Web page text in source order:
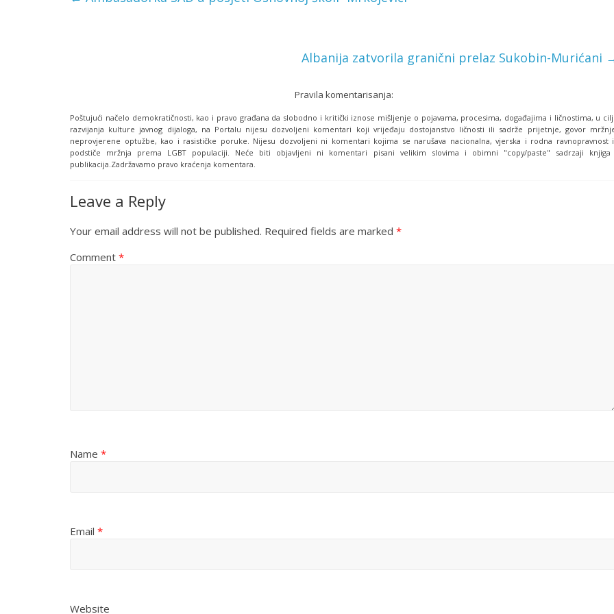
Albanija zatvorila granični prelaz Sukobin-Murićani
Pravila komentarisanja:
Poštujući načelo demokratičnosti, kao i pravo građana da slobodno i kritički iznose mišljenje o pojavama, procesima, događajima i ličnostima, u
razvijanja kulture javnog dijaloga, na Portalu nijesu dozvoljeni komentari koji vrijeđaju dostojanstvo ličnosti ili sadrže prijetnje, govor
neprovjerene optužbe, kao i rasističke poruke. Nijesu dozvoljeni ni komentari kojima se narušava nacionalna, vjerska i rodna ravnopravnost
podstiče mržnja prema LGBT populaciji. Neće biti objavljeni ni komentari pisani velikim slovima i obimni "copy/paste" sadrzaji
publikacija.Zadržavamo pravo kraćenja komentara.
Leave a Reply
Your email address will not be published. Required fields are marked *
Comment *
Name *
Email *
Website